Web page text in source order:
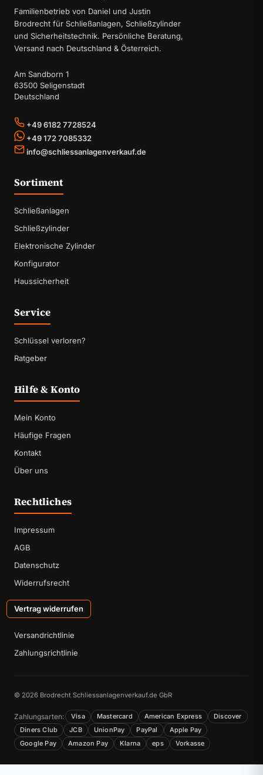
Familienbetrieb von Daniel und Justin
Brodrecht für Schließanlagen, Schließzylinder
und Sicherheitstechnik. Persönliche Beratung,
Versand nach Deutschland & Österreich.
Am Sandborn 1
63500 Seligenstadt
Deutschland
+49 6182 7728524
+49 172 7085332
info@schliessanlagenverkauf.de
Sortiment
Schließanlagen
Schließzylinder
Elektronische Zylinder
Konfigurator
Haussicherheit
Service
Schlüssel verloren?
Ratgeber
Hilfe & Konto
Mein Konto
Häufige Fragen
Kontakt
Über uns
Rechtliches
Impressum
AGB
Datenschutz
Widerrufsrecht
Vertrag widerrufen
Versandrichtlinie
Zahlungsrichtlinie
© 2026 Brodrecht Schliessanlagenverkauf.de GbR
Zahlungsarten: Visa Mastercard American Express
Discover
Diners Club
JCB UnionPay PayPal
Apple Pay
Google Pay
Amazon Pay Klarna eps Vorkasse